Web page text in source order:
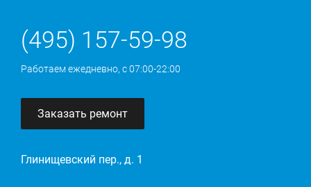
(495) 157-59-98
Работаем ежедневно, с 07:00-22:00
Заказать ремонт
Глинищевский пер., д. 1